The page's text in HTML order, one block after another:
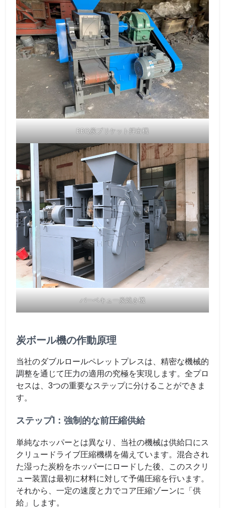
BBQ炭ブリケット押出機
バーベキュー炭焼き機
炭ボール機の作動原理
当社のダブルロールペレットプレスは、精密な機械的
調整を通じて圧力の適用の究極を実現します。全プロ
セスは、3つの重要なステップに分けることができま
す。
ステップ1：強制的な前圧縮供給
単純なホッパーとは異なり、当社の機械は供給口にス
クリュードライブ圧縮機構を備えています。混合され
た湿った炭粉をホッパーにロードした後、このスクリ
ュー装置は最初に材料に対して予備圧縮を行います。
それから、一定の速度と力でコア圧縮ゾーンに「供
給」します。